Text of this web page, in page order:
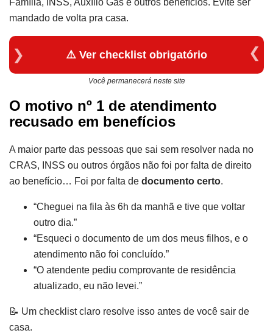
Família, INSS, Auxílio Gás e outros benefícios. Evite ser
mandado de volta pra casa.
⚠️ Ver checklist obrigatório
Você permanecerá neste site
O motivo nº 1 de atendimento
recusado em benefícios
A maior parte das pessoas que sai sem resolver nada no
CRAS, INSS ou outros órgãos não foi por falta de direito
ao benefício… Foi por falta de documento certo.
“Cheguei na fila às 6h da manhã e tive que voltar
outro dia.”
“Esqueci o documento de um dos meus filhos, e o
atendimento não foi concluído.”
“O atendente pediu comprovante de residência
atualizado, eu não levei.”
📝 Um checklist claro resolve isso antes de você sair de
casa.